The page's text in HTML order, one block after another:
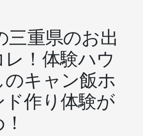
月
の
三
重
県
の
お
出
か
け
三重県のお出
！体験ハウ
キャン飯ホ
ド作り体験が